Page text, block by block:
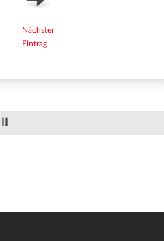
Nächster
Eintrag